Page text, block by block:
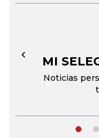
MI
Noticias
←